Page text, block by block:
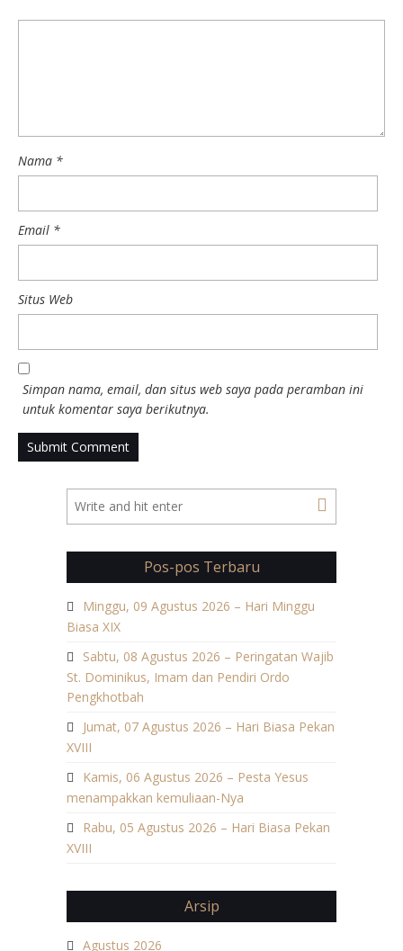
Nama *
Email *
Situs Web
Simpan nama, email, dan situs web saya pada peramban ini
untuk komentar saya berikutnya.
Pos-pos Terbaru
Minggu, 09 Agustus 2026 – Hari Minggu
Biasa XIX
Sabtu, 08 Agustus 2026 – Peringatan Wajib
St. Dominikus, Imam dan Pendiri Ordo
Pengkhotbah
Jumat, 07 Agustus 2026 – Hari Biasa Pekan
XVIII
Kamis, 06 Agustus 2026 – Pesta Yesus
menampakkan kemuliaan-Nya
Rabu, 05 Agustus 2026 – Hari Biasa Pekan
XVIII
Arsip
Agustus 2026